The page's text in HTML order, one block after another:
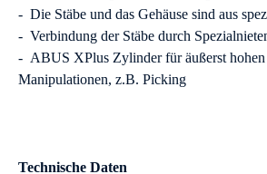
- Die Stäbe und das Gehäuse sind aus
- Verbindung der Stäbe durch
- ABUS XPlus Zylinder für äußerst
Manipulationen, z.B. Picking
Technische Daten